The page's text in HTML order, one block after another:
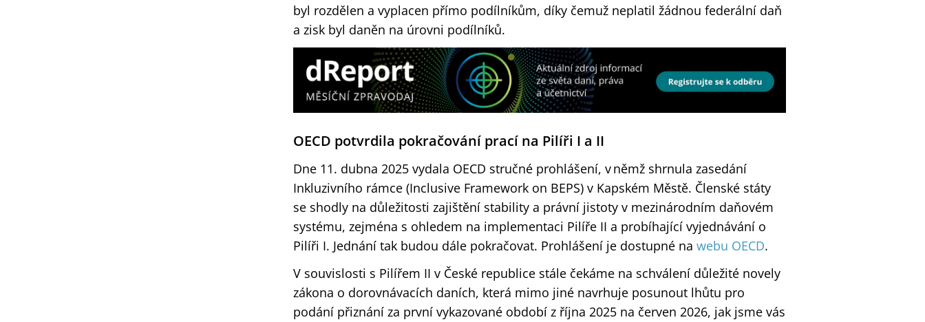
byl rozdělen a vyplacen přímo podílníkům, díky čemuž neplatil žádnou federální daň
a zisk byl daněn na úrovni podílníků.
OECD potvrdila pokračování prací na Pilíři I a II
Dne 11. dubna 2025 vydala OECD stručné prohlášení, v němž shrnula zasedání
Inkluzivního rámce (Inclusive Framework on BEPS) v Kapském Městě. Členské státy
se shodly na důležitosti zajištění stability a právní jistoty v mezinárodním daňovém
systému, zejména s ohledem na implementaci Pilíře II a probíhající vyjednávání o
Pilíři I. Jednání tak budou dále pokračovat. Prohlášení je dostupné na webu OECD.
V souvislosti s Pilířem II v České republice stále čekáme na schválení důležité novely
zákona o dorovnávacích daních, která mimo jiné navrhuje posunout lhůtu pro
podání přiznání za první vykazované období z října 2025 na červen 2026, jak jsme vás